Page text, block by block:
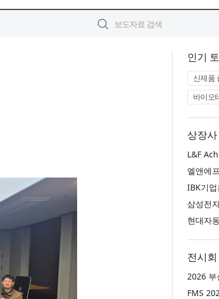
인기
신제품
바이오
상장
IBK기업
전시회
2026 부
FMS